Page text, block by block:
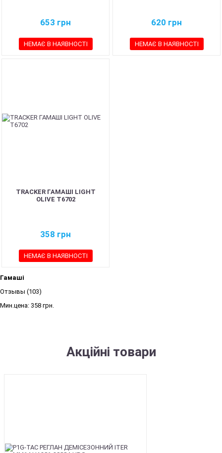
653 грн
НЕМАЄ В НАЯВНОСТІ
620 грн
НЕМАЄ В НАЯВНОСТІ
TRACKER ГАМАШІ LIGHT
OLIVE T6702
358 грн
НЕМАЄ В НАЯВНОСТІ
Гамаші
Отзывы (103)
Мин.цена: 358 грн.
Акційні товари